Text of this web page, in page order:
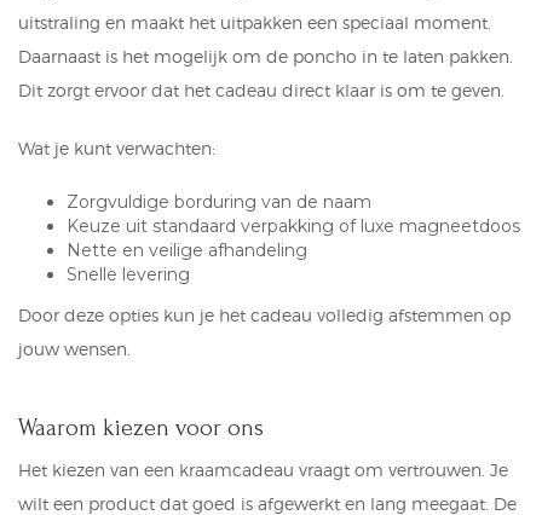
uitstraling en maakt het uitpakken een speciaal moment.
Daarnaast is het mogelijk om de poncho in te laten pakken.
Dit zorgt ervoor dat het cadeau direct klaar is om te geven.
Wat je kunt verwachten:
Zorgvuldige borduring van de naam
Keuze uit standaard verpakking of luxe magneetdoos
Nette en veilige afhandeling
Snelle levering
Door deze opties kun je het cadeau volledig afstemmen op
jouw wensen.
Waarom kiezen voor ons
Het kiezen van een kraamcadeau vraagt om vertrouwen. Je
wilt een product dat goed is afgewerkt en lang meegaat. De